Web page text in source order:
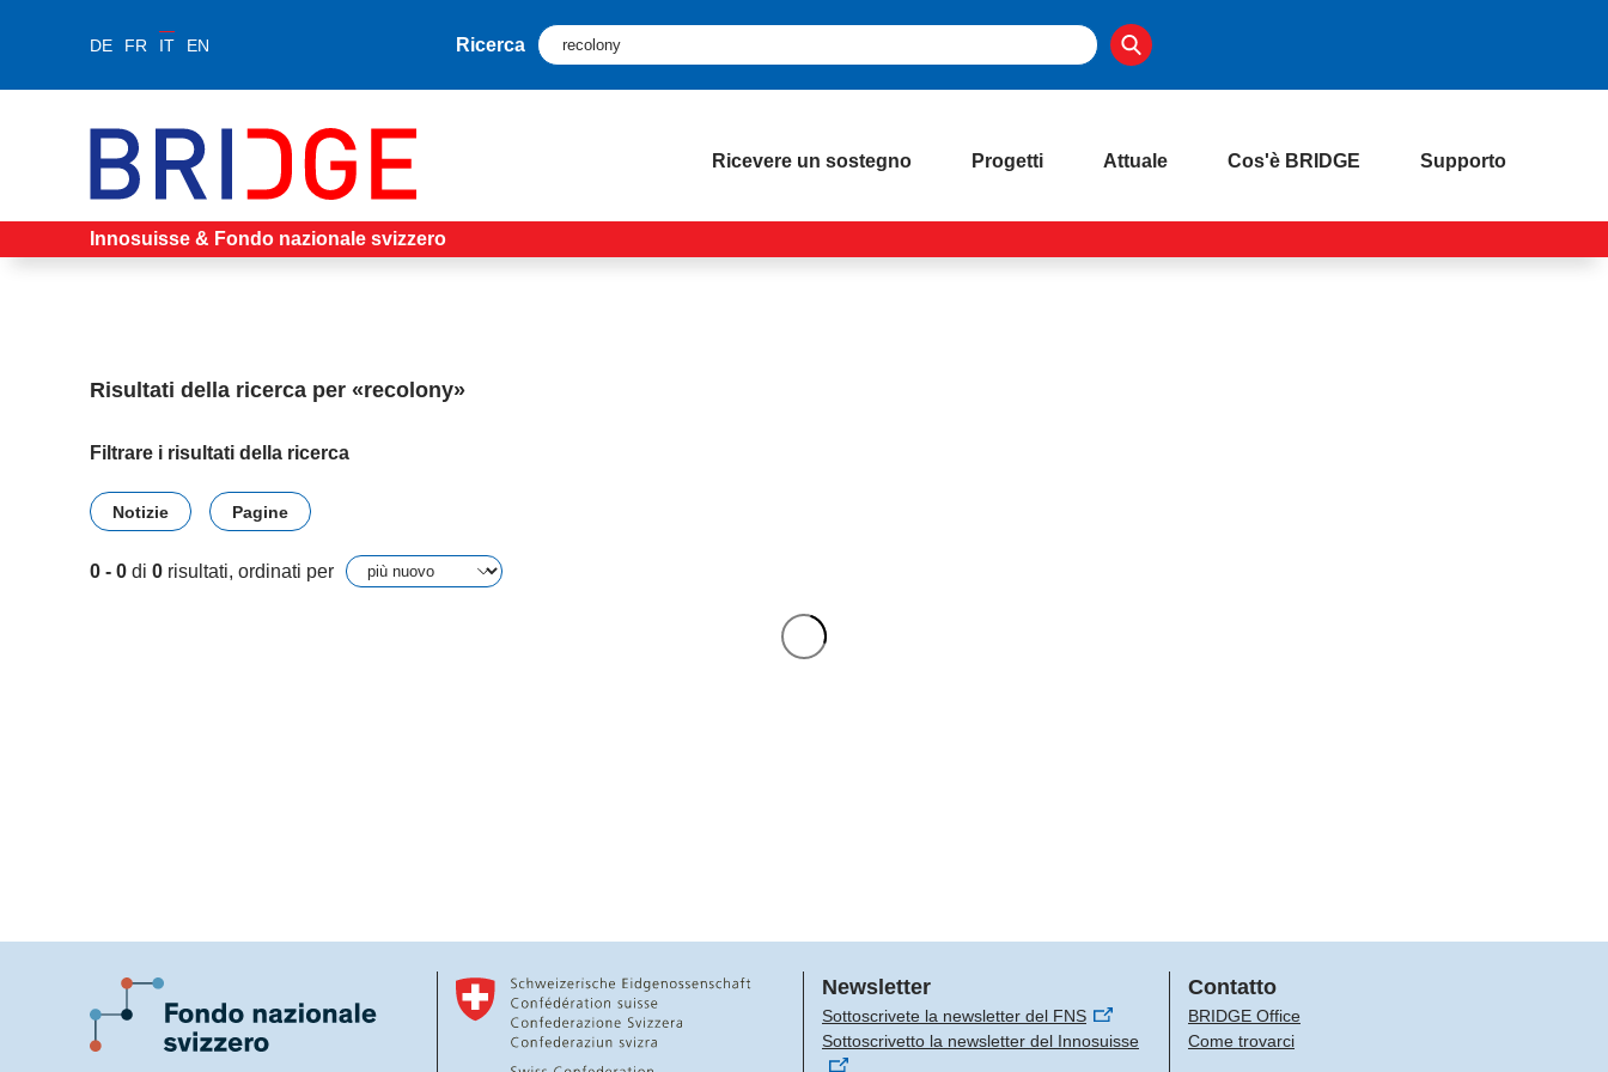
DE FR IT EN Ricerca
Ricevere un sostegno Progetti Attuale Cos'è BRIDGE Supporto
Innosuisse & Fondo nazionale svizzero
Risultati della ricerca per «recolony»
Filtrare i risultati della ricerca
Notizie Pagine
0 - 0 di 0 risultati, ordinati per
Newsletter
Sottoscrivete la newsletter del FNS
Sottoscrivetto la newsletter del Innosuisse
Contatto
BRIDGE Office
Come trovarci